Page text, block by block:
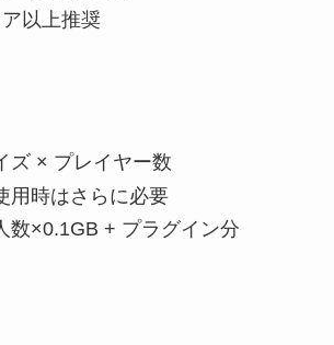
以上推奨
ズ × プレイヤー数
用時はさらに必要
数×0.1GB + プラグイン分